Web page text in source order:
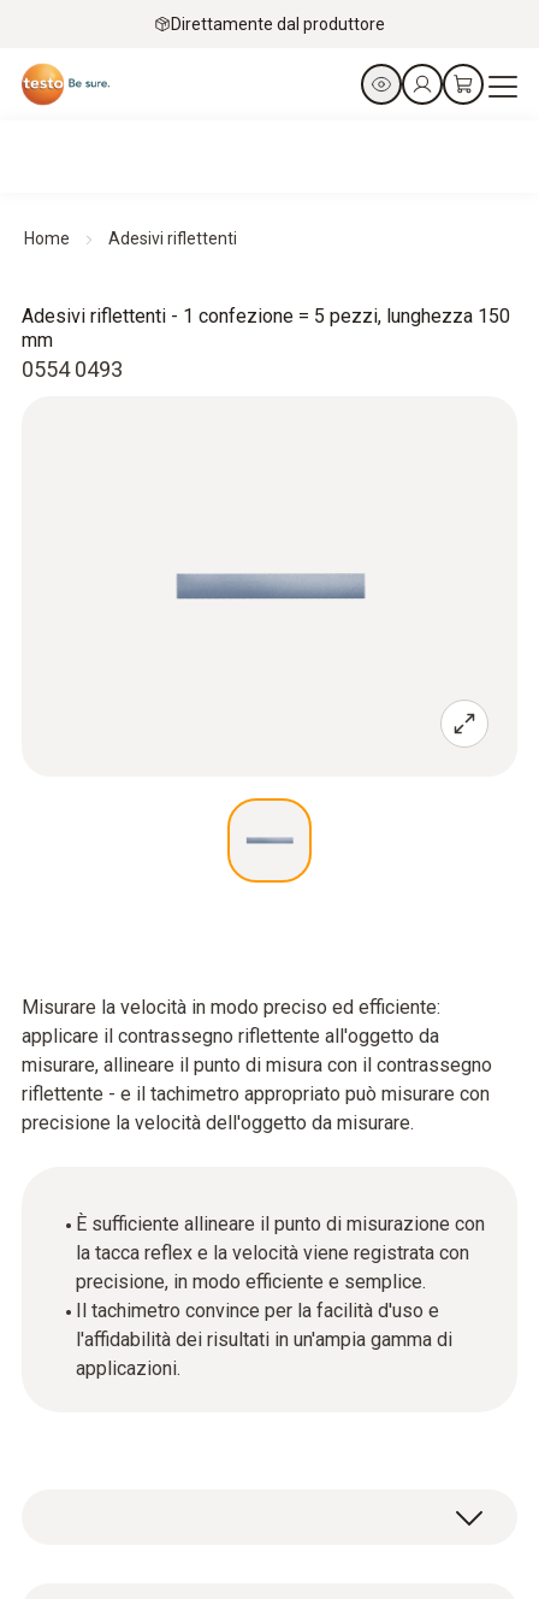
Direttamente dal produttore
Home Adesivi riflettenti
0554 0493
Adesivi riflettenti - 1 confezione = 5 pezzi, lunghezza 150
mm
Misurare la velocità in modo preciso ed efficiente:
applicare il contrassegno riflettente all'oggetto da
misurare, allineare il punto di misura con il contrassegno
riflettente - e il tachimetro appropriato può misurare con
precisione la velocità dell'oggetto da misurare.
È sufficiente allineare il punto di misurazione con
la tacca reflex e la velocità viene registrata con
precisione, in modo efficiente e semplice.
Il tachimetro convince per la facilità d'uso e
l'affidabilità dei risultati in un'ampia gamma di
applicazioni.